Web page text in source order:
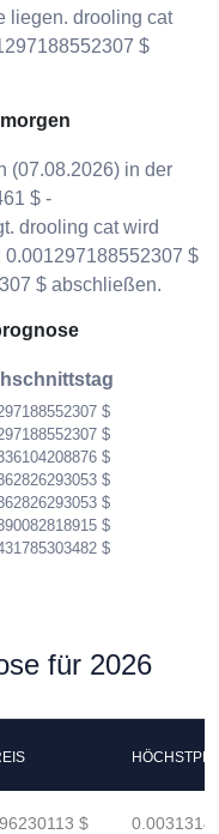
liegen. drooling cat
$
(07.08.2026) in der
$ -
drooling cat wird
0.001297188552307 $
$ abschließen.
$
$
$
$
$
$
$
für 2026
$